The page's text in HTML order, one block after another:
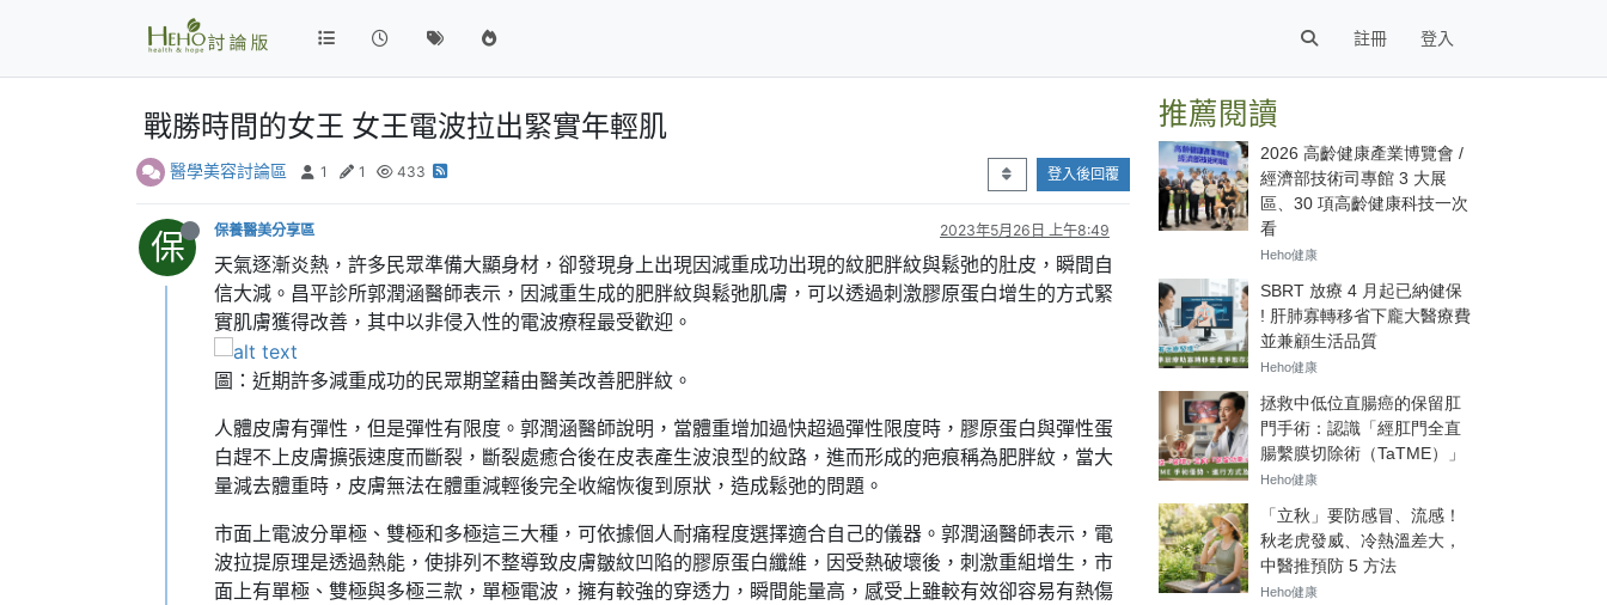
註冊 登入
戰勝時間的女王 女王電波拉出緊實年輕肌
醫學美容討論區 1 1 433 登入後回覆
保 保養醫美分享區 2023年5月26日 上午8:49
天氣逐漸炎熱，許多民眾準備大顯身材，卻發現身上出現因減重成功出現的紋肥胖紋與鬆弛的肚皮，瞬間自
信大減。昌平診所郭潤涵醫師表示，因減重生成的肥胖紋與鬆弛肌膚，可以透過刺激膠原蛋白增生的方式緊
實肌膚獲得改善，其中以非侵入性的電波療程最受歡迎。
圖：近期許多減重成功的民眾期望藉由醫美改善肥胖紋。
人體皮膚有彈性，但是彈性有限度。郭潤涵醫師說明，當體重增加過快超過彈性限度時，膠原蛋白與彈性蛋
白趕不上皮膚擴張速度而斷裂，斷裂處癒合後在皮表產生波浪型的紋路，進而形成的疤痕稱為肥胖紋，當大
量減去體重時，皮膚無法在體重減輕後完全收縮恢復到原狀，造成鬆弛的問題。
市面上電波分單極、雙極和多極這三大種，可依據個人耐痛程度選擇適合自己的儀器。郭潤涵醫師表示，電
波拉提原理是透過熱能，使排列不整導致皮膚皺紋凹陷的膠原蛋白纖維，因受熱破壞後，刺激重組增生，市
面上有單極、雙極與多極三款，單極電波，擁有較強的穿透力，瞬間能量高，感受上雖較有效卻容易有熱傷
推薦閱讀